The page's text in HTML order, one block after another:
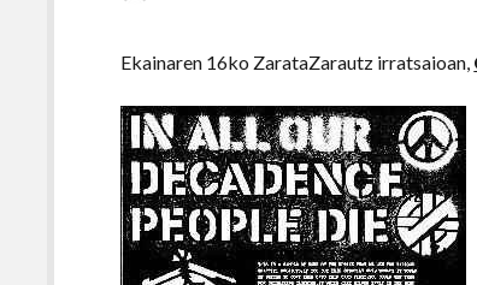
Ekainaren 16ko ZarataZarautz irratsaioan,